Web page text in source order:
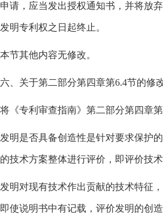
请，应当发出授权通知书，并将放
明专利权之日起终止。
本节其他内容无修改。
六、关于第二部分第四章第6.4节的修
将《专利审查指南》第二部分第四章第
发明是否具备创造性是针对要求保护
技术方案整体进行评价，即评价技
发明对现有技术作出贡献的技术特征
使说明书中有记载，评价发明的创